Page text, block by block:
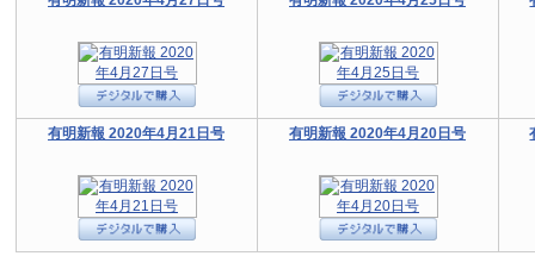
有明新報 2020年4月21日号 有明新報 2020年4月20日号